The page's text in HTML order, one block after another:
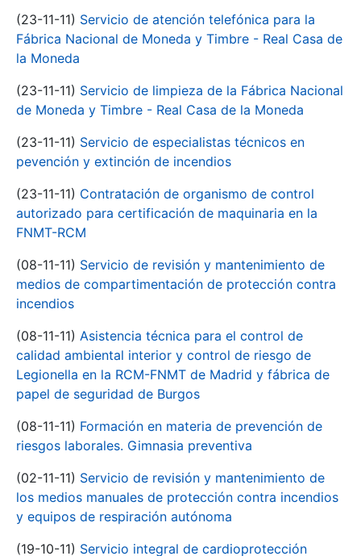
(23-11-11) Servicio de atención telefónica para la
Fábrica Nacional de Moneda y Timbre - Real Casa de
la Moneda
(23-11-11) Servicio de limpieza de la Fábrica Nacional
de Moneda y Timbre - Real Casa de la Moneda
(23-11-11) Servicio de especialistas técnicos en
pevención y extinción de incendios
(23-11-11) Contratación de organismo de control
autorizado para certificación de maquinaria en la
FNMT-RCM
(08-11-11) Servicio de revisión y mantenimiento de
medios de compartimentación de protección contra
incendios
(08-11-11) Asistencia técnica para el control de
calidad ambiental interior y control de riesgo de
Legionella en la RCM-FNMT de Madrid y fábrica de
papel de seguridad de Burgos
(08-11-11) Formación en materia de prevención de
riesgos laborales. Gimnasia preventiva
(02-11-11) Servicio de revisión y mantenimiento de
los medios manuales de protección contra incendios
y equipos de respiración autónoma
(19-10-11) Servicio integral de cardioprotección